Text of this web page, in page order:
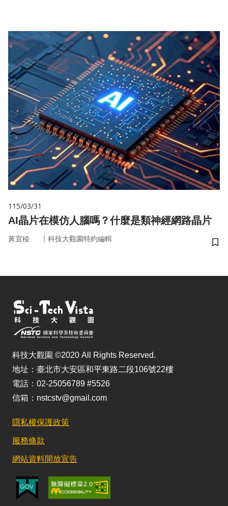
115/03/31
AI晶片在模仿人腦嗎？什麼是類神經網路晶片
黃宜稜 ｜ 科技大觀園特約編輯
儲
科技大觀園 ©2020 All Rights Reserved.
地址：臺北市大安區和平東路二段106號22樓
電話：02-25056789 #5526
信箱：nstcstv@gmail.com
隱私權保護政策
服務條款
網站資料開放宣告